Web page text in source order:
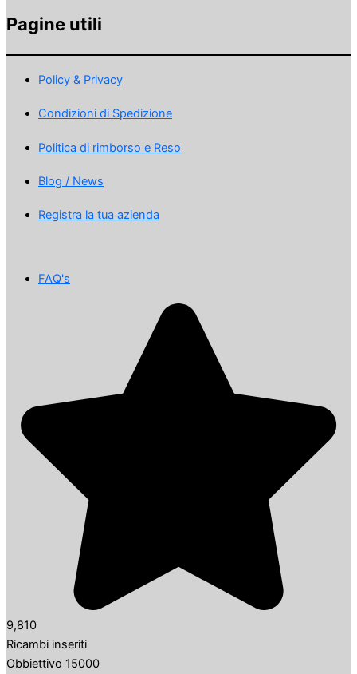
Pagine utili
Policy & Privacy
Condizioni di Spedizione
Politica di rimborso e Reso
Blog / News
Registra la tua azienda
FAQ's
9,810
Ricambi inseriti
Obbiettivo 15000